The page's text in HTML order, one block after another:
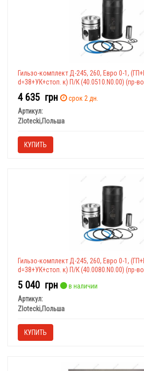
Гильзо-комплект Д-245, 260, Евро 0-1,
d=38+УК+стоп. к) П/К (40.0510.N0.00) (пр-
4 635 грн
срок 2 дн.
Артикул:
Zlotecki,Польша
КУПИТЬ
Гильзо-комплект Д-245, 260, Евро 0-1,
d=38+УК+стоп. к) П/К (40.0080.N0.00) (пр-
5 040 грн
в наличии
Артикул:
Zlotecki,Польша
КУПИТЬ